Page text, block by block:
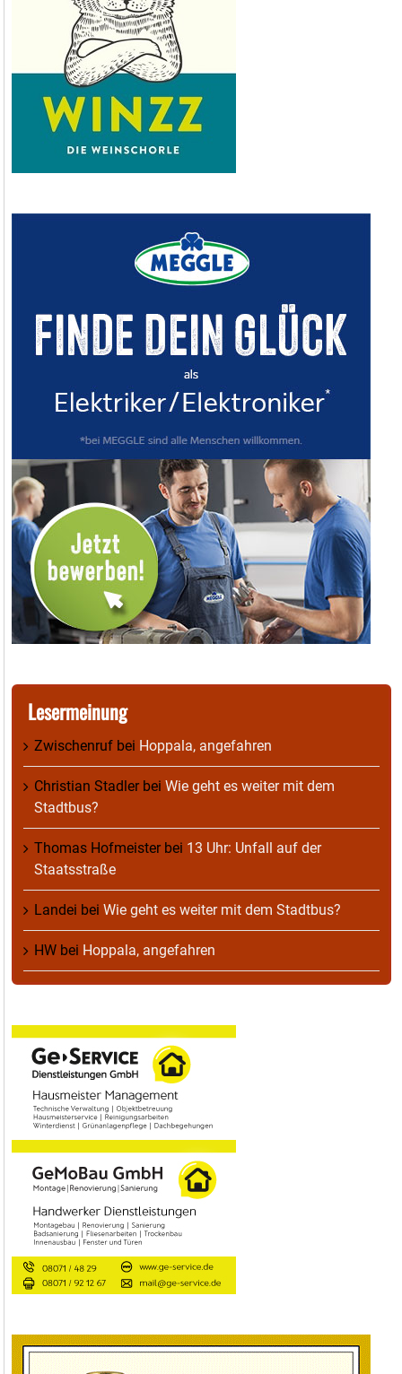
Lesermeinung
Zwischenruf bei Hoppala, angefahren
Christian Stadlerbei Wie geht es weiter mit dem
Stadtbus?
Thomas Hofmeisterbei 13 Uhr: Unfall auf der
Staatsstraße
Landei bei Wie geht es weiter mit dem Stadtbus?
HW bei Hoppala, angefahren